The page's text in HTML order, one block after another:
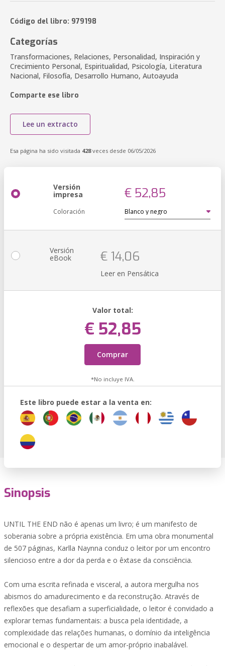
Código del libro: 979198
Categorías
Transformaciones, Relaciones, Personalidad, Inspiración y
Crecimiento Personal, Espiritualidad, Psicología, Literatura
Nacional, Filosofía, Desarrollo Humano, Autoayuda
Comparte ese libro
Lee un extracto
Esa página ha sido visitada 428veces desde 06/05/2026
Versión
impresa € 52,85
Coloración
Versión
eBook € 14,06
Leer en Pensática
Valor total:
€ 52,85
Comprar
*No incluye IVA.
Este libro puede estar a la venta en:
Sinopsis
UNTIL THE END não é apenas um livro; é um manifesto de
soberania sobre a própria existência. Em uma obra monumental
de 507 páginas, Karlla Naynna conduz o leitor por um encontro
silencioso entre a dor da perda e o êxtase da consciência.
Com uma escrita refinada e visceral, a autora mergulha nos
abismos do amadurecimento e da reconstrução. Através de
reflexões que desafiam a superficialidade, o leitor é convidado a
explorar temas fundamentais: a busca pela identidade, a
complexidade das relações humanas, o domínio da inteligência
emocional e o despertar de um amor-próprio inabalável.